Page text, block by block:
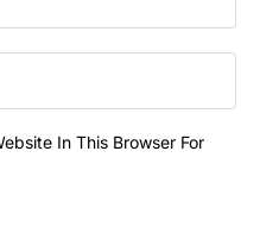
In This Browser For